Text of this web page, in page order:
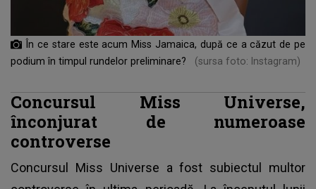
În ce stare este acum Miss Jamaica, după ce a căzut de pe
podium în timpul rundelor preliminare?
(sursa foto: Instagram)
Concursul Miss Universe,
înconjurat de numeroase
controverse
Concursul Miss Universe a fost subiectul multor